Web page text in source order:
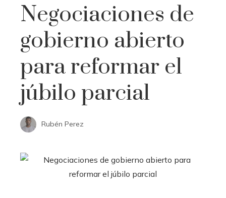
Negociaciones de
gobierno abierto
para reformar el
júbilo parcial
Rubén Perez